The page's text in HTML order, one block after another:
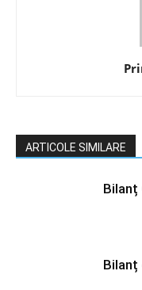
ARTICOLE SIMILARE
Bilanț
Bilanț